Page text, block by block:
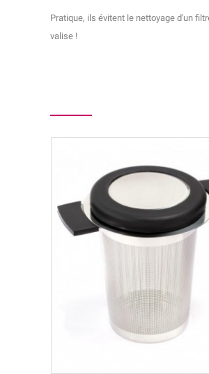
Pratique, ils évitent le nettoyage d'un
valise !